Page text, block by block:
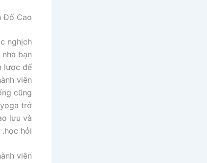
Đố Cao
nghịch
bạn
lược để
viên
cũng
trở
lưu và
học hỏi.
viên